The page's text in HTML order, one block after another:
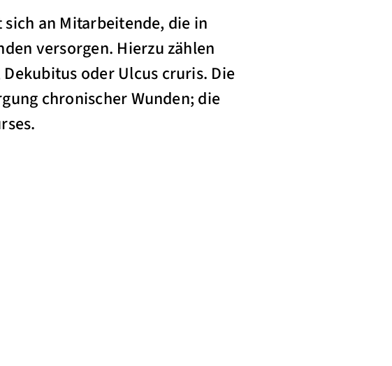
an Mitarbeitende, die in
versorgen. Hierzu zählen
oder Ulcus cruris. Die
chronischer Wunden; die